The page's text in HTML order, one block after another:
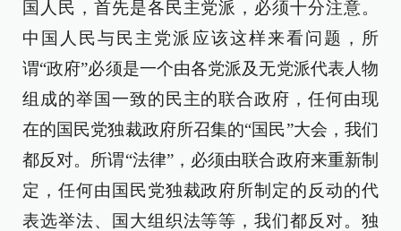
国人民，首先是各民主党派，必须十分注意。
中国人民与民主党派应该这样来看问题，所
谓“政府”必须是一个由各党派及无党派代表人物
组成的举国一致的民主的联合政府，任何由现
在的国民党独裁政府所召集的“国民”大会，我们
都反对。所谓“法律”，必须由联合政府来重新制
定，任何由国民党独裁政府所制定的反动的代
表选举法、国大组织法等等，我们都反对。独